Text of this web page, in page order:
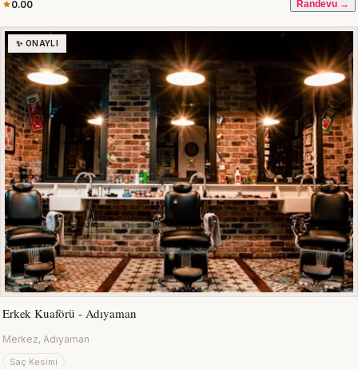
0.00 Randevu →
✨ ONAYLI
Erkek Kuaförü - Adıyaman
Merkez, Adıyaman
Saç Kesimi